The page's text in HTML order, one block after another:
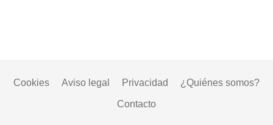
Cookies Aviso legal Privacidad ¿Quiénes somos?
Contacto